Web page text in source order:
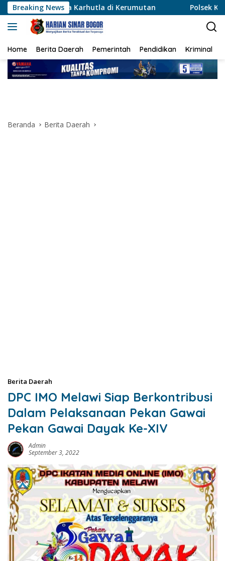
Langsung
ke
konten
Breaking News
Karhutla di Kerumutan Polsek Karawaci Tangkap
Home Berita Daerah Pemerintah Pendidikan Kriminal
Beranda Berita Daerah
Berita Daerah
DPC IMO Melawi Siap Berkontribusi
Dalam Pelaksanaan Pekan Gawai
Pekan Gawai Dayak Ke-XIV
Admin
September 3, 2022